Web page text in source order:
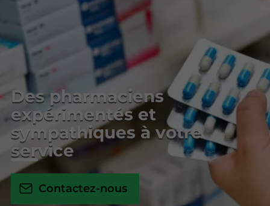
Des pharmaciens
expérimentés et
sympathiques à votre
service
Contactez-nous